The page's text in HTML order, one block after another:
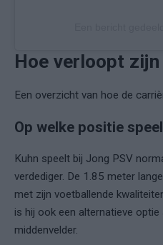
Hoe verloopt
Een overzicht van hoe de
Op welke positie
Kuhn speelt bij Jong PSV
verdediger. De 1.85 meter
met zijn voetballende
is hij ook een alternatieve optie
middenvelder.